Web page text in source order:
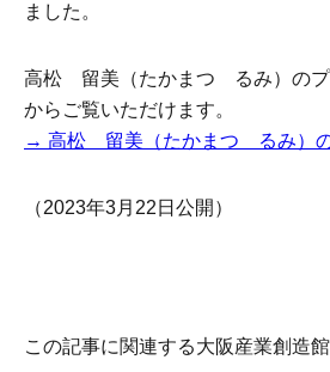
ました。
高松 留美（たかまつ るみ）のプ
からご覧いただけます。
→ 高松 留美（たかまつ るみ）
（2023年3月22日公開）
この記事に関連する大阪産業創造